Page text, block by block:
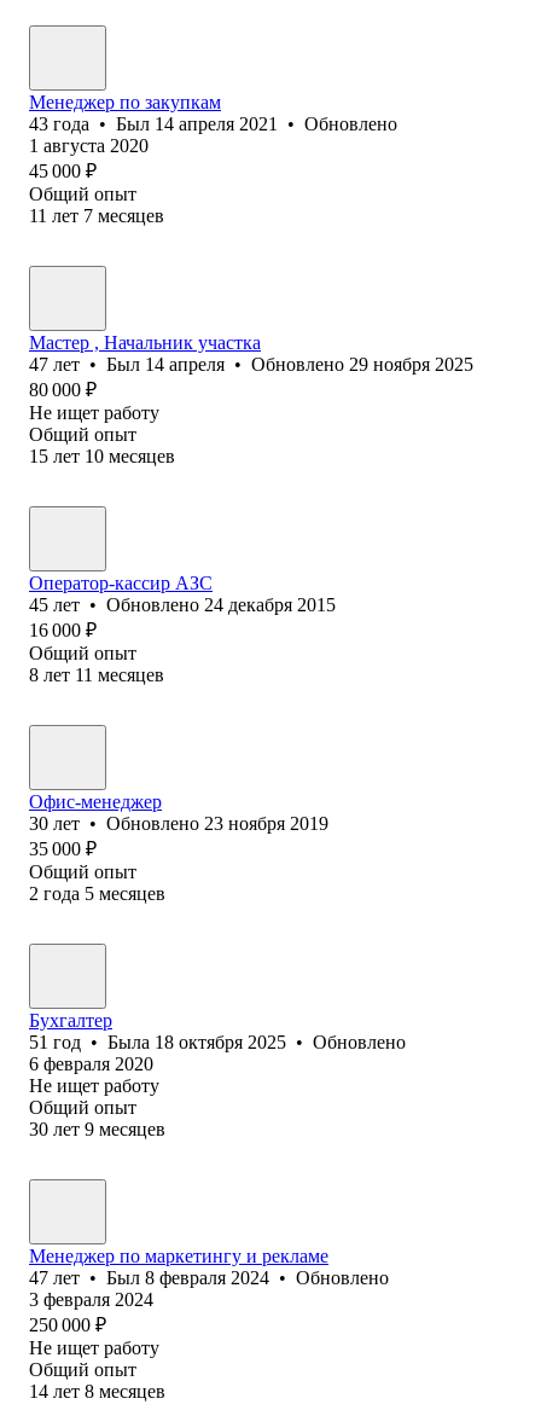
Менеджер по закупкам
43 года • Был 14 апреля 2021 • Обновлено
1 августа 2020
45 000 ₽
Общий опыт
11 лет 7 месяцев
Мастер , Начальник участка
47 лет • Был 14 апреля • Обновлено 29 ноября 2025
80 000 ₽
Не ищет работу
Общий опыт
15 лет 10 месяцев
Оператор-кассир АЗС
45 лет • Обновлено 24 декабря 2015
16 000 ₽
Общий опыт
8 лет 11 месяцев
Офис-менеджер
30 лет • Обновлено 23 ноября 2019
35 000 ₽
Общий опыт
2 года 5 месяцев
Бухгалтер
51 год • Была 18 октября 2025 • Обновлено
6 февраля 2020
Не ищет работу
Общий опыт
30 лет 9 месяцев
Менеджер по маркетингу и рекламе
47 лет • Был 8 февраля 2024 • Обновлено
3 февраля 2024
250 000 ₽
Не ищет работу
Общий опыт
14 лет 8 месяцев